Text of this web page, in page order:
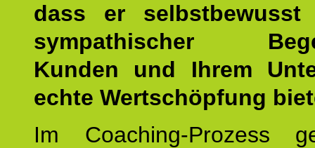
dass er
sympathischer
Kunden und Ihrem
echte Wertschöpfung
Im Coaching-Prozess